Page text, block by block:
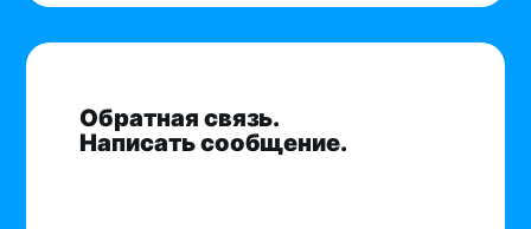
Обратная связь.
Написать сообщение.